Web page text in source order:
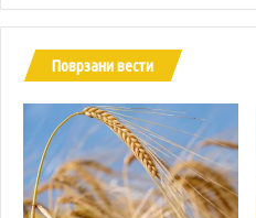
Поврзани вести